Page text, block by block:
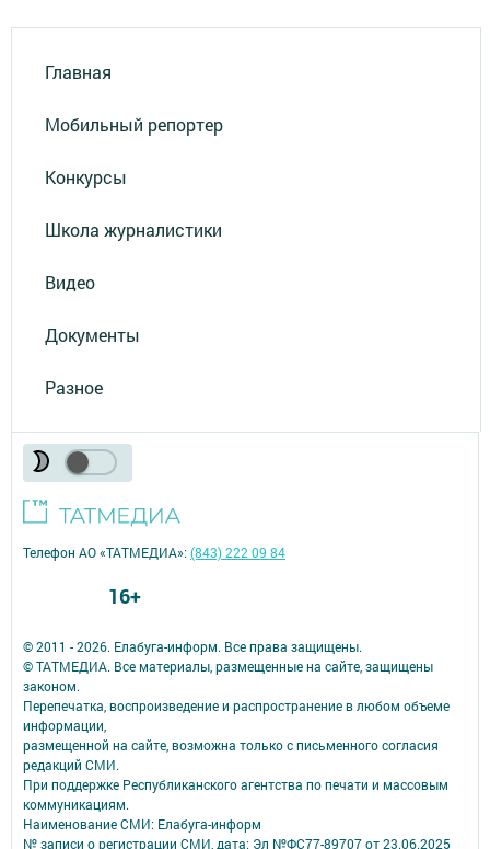
Главная
Мобильный репортер
Конкурсы
Школа журналистики
Видео
Документы
Разное
© 2011 - 2026. Елабуга-информ. Все права защищены.
© ТАТМЕДИА. Все материалы, размещенные на сайте, защищены
законом.
Перепечатка, воспроизведение и распространение в любом объеме
информации,
размещенной на сайте, возможна только с письменного согласия
редакций СМИ.
При поддержке Республиканского агентства по печати и массовым
коммуникациям.
Наименование СМИ: Елабуга-информ
№ записи о регистрации СМИ, дата: Эл №ФС77-89707 от 23.06.2025
Телефон АО «ТАТМЕДИА»:(843) 222 09 84
16+